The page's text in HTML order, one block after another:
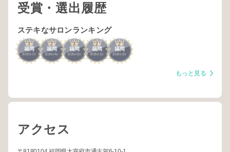
受賞・選出履歴
ステキなサロンランキング
3
福岡
2025年 7
2
福岡
2026年 4月
3
福岡
2025年 5月
2
福岡
2026年 1
2
福岡
2026年 2月
もっと見る
アクセス